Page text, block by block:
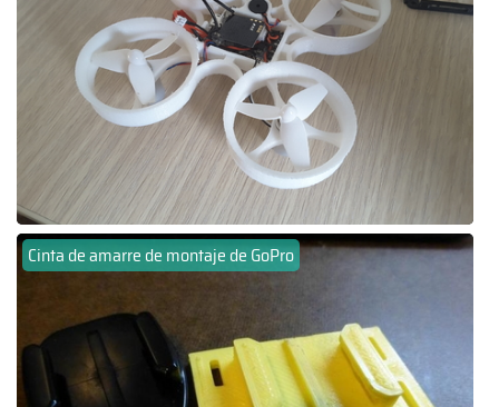
Cinta de amarre de montaje de GoPro